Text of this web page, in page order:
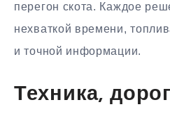
перегон скота. Каждое
нехваткой времени,
и точной информации.
Техника,